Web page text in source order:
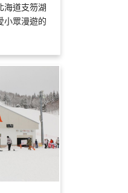
海道支笏湖
小眾漫遊的